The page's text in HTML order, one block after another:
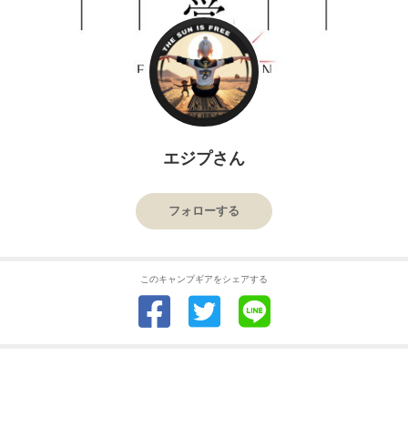
エジプさん
フォローする
このキャンプギアをシェアする